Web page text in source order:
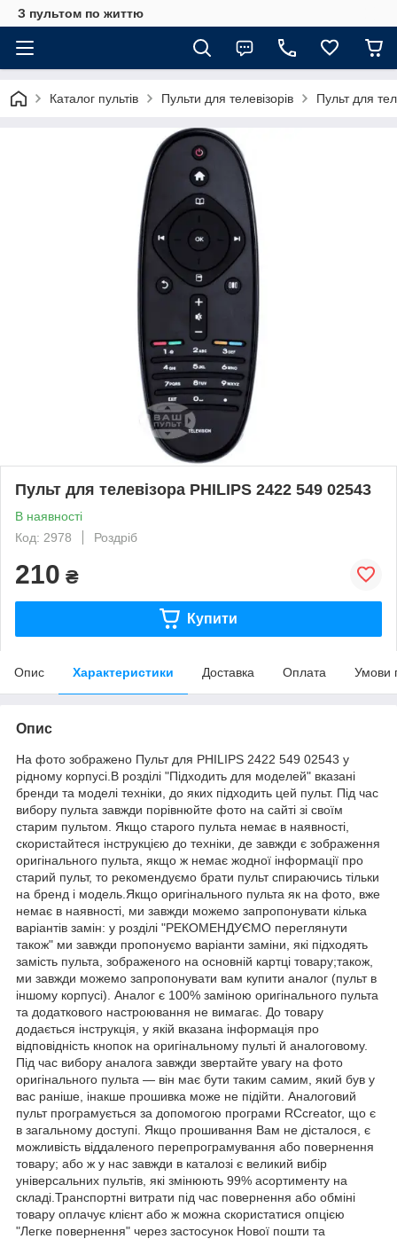
З пультом по життю
Каталог пультів Пульти для телевізорів Пульт для
Пульт для телевізора PHILIPS 2422 549 02543
В наявності
Код: 2978
Роздріб
210 ₴
Купити
Опис Характеристики Доставка Оплата Умови
Опис
На фото зображено Пульт для PHILIPS 2422 549 02543 у
рідному корпусі.В розділі "Підходить для моделей" вказані
бренди та моделі техніки, до яких підходить цей пульт. Під час
вибору пульта завжди порівнюйте фото на сайті зі своїм
старим пультом. Якщо старого пульта немає в наявності,
скористайтеся інструкцією до техніки, де завжди є зображення
оригінального пульта, якщо ж немає жодної інформації про
старий пульт, то рекомендуємо брати пульт спираючись тільки
на бренд і модель.Якщо оригінального пульта як на фото, вже
немає в наявності, ми завжди можемо запропонувати кілька
варіантів замін: у розділі "РЕКОМЕНДУЄМО переглянути
також" ми завжди пропонуємо варіанти заміни, які підходять
замість пульта, зображеного на основній картці товару;також,
ми завжди можемо запропонувати вам купити аналог (пульт в
іншому корпусі). Аналог є 100% заміною оригінального пульта
та додаткового настроювання не вимагає. До товару
додається інструкція, у якій вказана інформація про
відповідність кнопок на оригінальному пульті й аналоговому.
Під час вибору аналога завжди звертайте увагу на фото
оригінального пульта — він має бути таким самим, який був у
вас раніше, інакше прошивка може не підійти. Аналоговий
пульт програмується за допомогою програми RCcreator, що є
в загальному доступі. Якщо прошивання Вам не дісталося, є
можливість віддаленого перепрограмування або повернення
товару; або ж у нас завжди в каталозі є великий вибір
універсальних пультів, які змінюють 99% асортименту на
складі.Транспортні витрати під час повернення або обміні
товару оплачує клієнт або ж можна скористатися опцією
"Легке повернення" через застосунок Нової пошти та